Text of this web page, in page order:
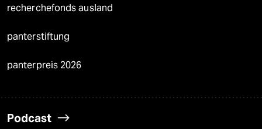
recherchefonds ausland
panterstiftung
panterpreis 2026
Podcast